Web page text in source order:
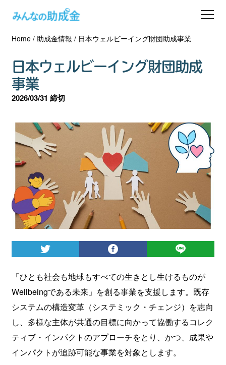
助成金を探す
士業の方へ
助成金コラム
専門家一覧
ダウンロード
会員登録
ログイン
Home/ 助成金情報 / 日本ウェルビーイング財団助成事業
日本ウェルビーイング財団助成
事業
2026/03/31 締切
「ひとも社会も地球もすべての生きとし生けるものが
Wellbeingである未来」を創る事業を支援します。既存
システムの構造変革（システミック・チェンジ）を志向
し、多様な主体が共通の目標に向かって協働するコレク
ティブ・インパクトのアプローチをとり、かつ、成果や
インパクトが追跡可能な事業を対象とします。